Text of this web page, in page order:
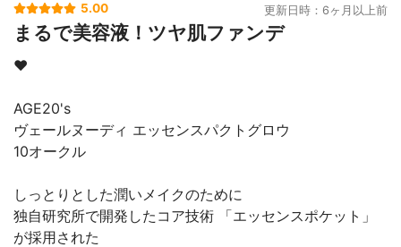
5.00 更新日時：6ヶ月以上前
まるで美容液！ツヤ肌ファンデ
❤︎
AGE20's
ヴェールヌーディ エッセンスパクトグロウ
10オークル
しっとりとした潤いメイクのために
独自研究所で開発したコア技術 「エッセンスポケット」
が採用された